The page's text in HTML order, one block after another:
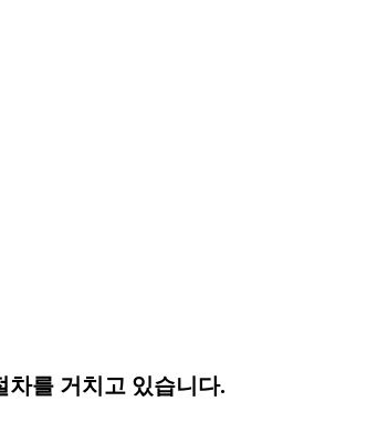
차를 거치고 있습니다.